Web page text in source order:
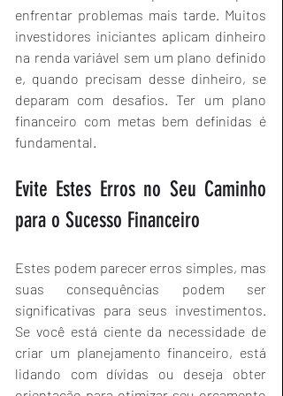
enfrentar problemas mais tarde. Muitos
investidores iniciantes aplicam dinheiro
na renda variável sem um plano definido
e, quando precisam desse dinheiro, se
deparam com desafios. Ter um plano
financeiro com metas bem definidas é
fundamental.
Evite Estes Erros no Seu Caminho
para o Sucesso Financeiro
Estes podem parecer erros simples, mas
suas consequências podem ser
significativas para seus investimentos.
Se você está ciente da necessidade de
criar um planejamento financeiro, está
lidando com dívidas ou deseja obter